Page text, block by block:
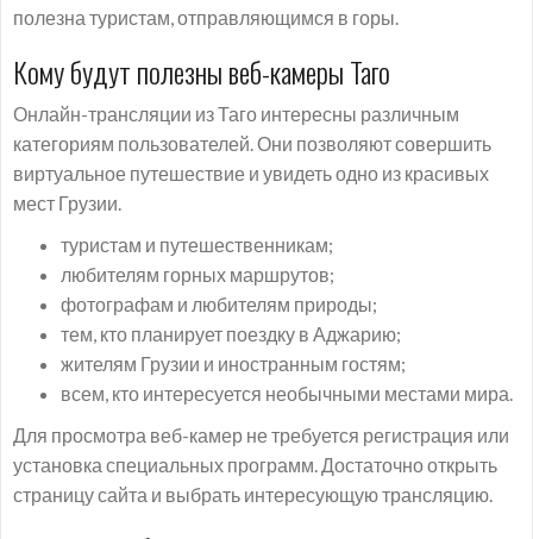
полезна туристам, отправляющимся в горы.
Кому будут полезны веб-камеры Таго
Онлайн-трансляции из Таго интересны различным
категориям пользователей. Они позволяют совершить
виртуальное путешествие и увидеть одно из красивых
мест Грузии.
туристам и путешественникам;
любителям горных маршрутов;
фотографам и любителям природы;
тем, кто планирует поездку в Аджарию;
жителям Грузии и иностранным гостям;
всем, кто интересуется необычными местами мира.
Для просмотра веб-камер не требуется регистрация или
установка специальных программ. Достаточно открыть
страницу сайта и выбрать интересующую трансляцию.